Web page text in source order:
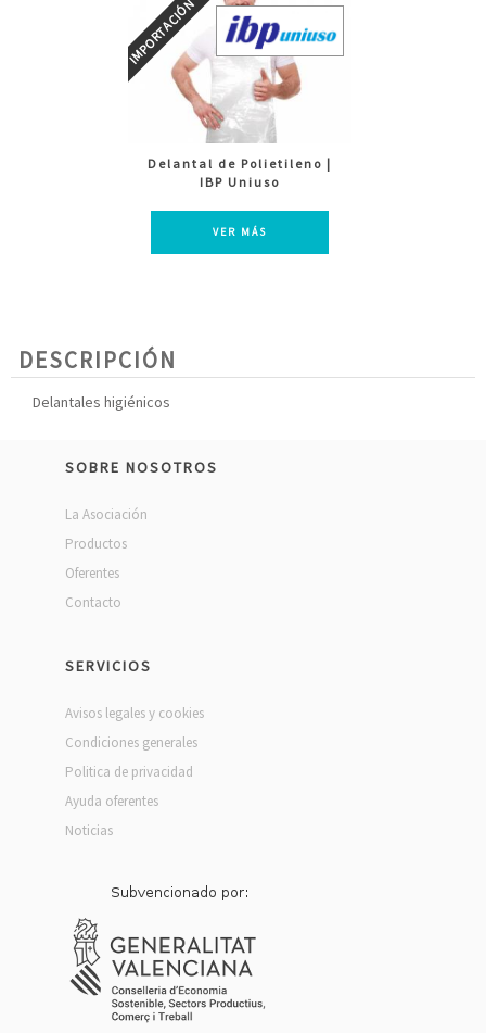
Delantal de Polietileno |
IBP Uniuso
VER MÁS
DESCRIPCIÓN
Delantales higiénicos
SOBRE NOSOTROS
La Asociación
Productos
Oferentes
Contacto
SERVICIOS
Avisos legales y cookies
Condiciones generales
Politica de privacidad
Ayuda oferentes
Noticias